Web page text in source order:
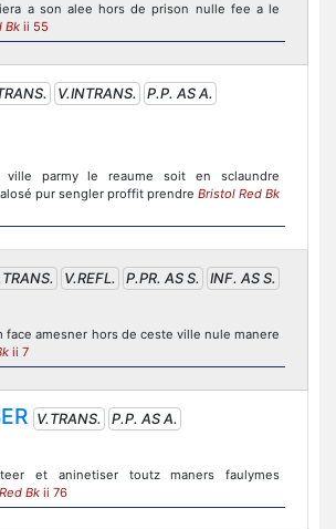
a son alee hors de prison nulle fee a le
Bk ii 55
V.INTRANS.
P.P. AS A.
parmy le reaume soit en sclaundre
pur sengler proffit prendre Bristol Red Bk
V.REFL. P.PR. AS S.
INF. AS S.
face amesner hors de ceste ville nule manere
ii 7
V.TRANS.
P.P. AS A.
et aninetiser toutz maners faulymes
Bk ii 76